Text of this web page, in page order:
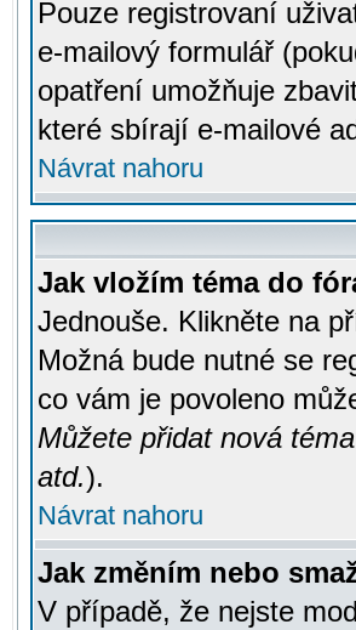
Pouze registrovaní
e-mailový formulář
opatření umožňuje
které sbírají e-mailové
Návrat nahoru
Jak vložím téma do
Jednouše. Klikněte na
Možná bude nutné se
co vám je povoleno
Můžete přidat nová
atd.).
Návrat nahoru
Jak změním nebo
V případě, že nejste